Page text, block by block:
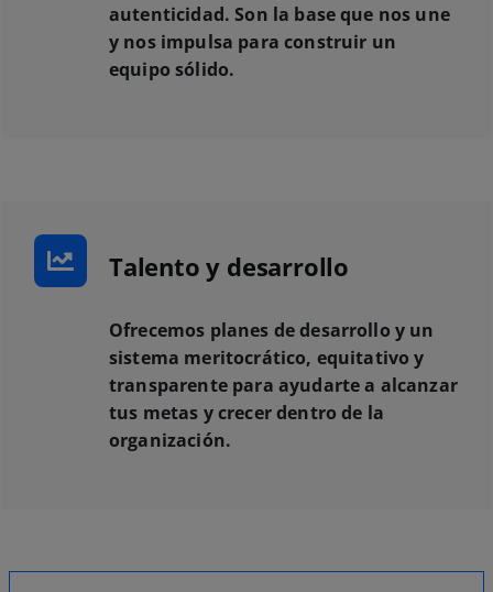
autenticidad. Son la base que nos une
y nos impulsa para construir un
equipo sólido.
Talento y desarrollo
Ofrecemos planes de desarrollo y un
sistema meritocrático, equitativo y
transparente para ayudarte a alcanzar
tus metas y crecer dentro de la
organización.